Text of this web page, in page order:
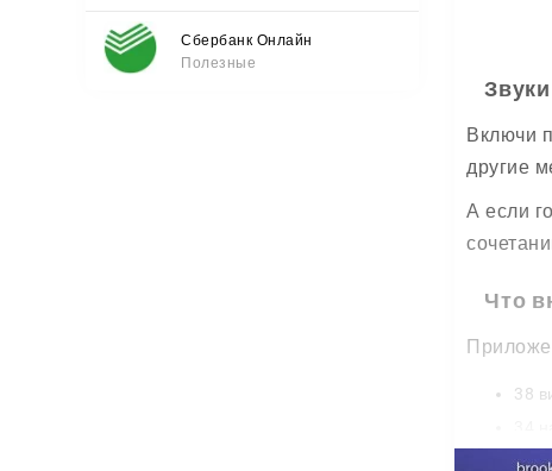
Сбербанк Онлайн
Полезные
Включи
другие
А если
Что
38
64